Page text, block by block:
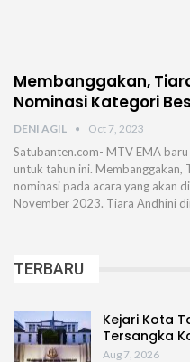
Membanggakan,
Nominasi Kategori
DENI AGIL Oct 7, 2023
Satubanten.com- MTV EMA
untuk tahun ini.
nominasi pada acara yang akan
November 2023. Tiara Andhini
TERBARU
Kejari Kota
Tersangka
Aug 7, 2026